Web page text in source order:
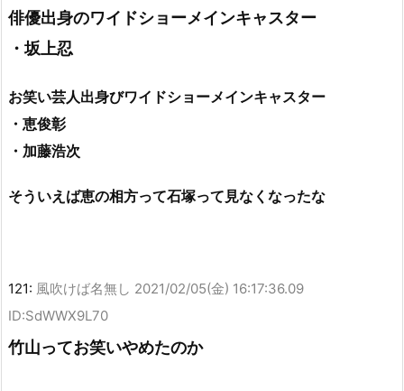
俳優出身のワイドショーメインキャスター
・坂上忍
お笑い芸人出身びワイドショーメインキャスター
・恵俊彰
・加藤浩次
そういえば恵の相方って石塚って見なくなったな
121: 風吹けば名無し 2021/02/05(金) 16:17:36.09
ID:SdWWX9L70
竹山ってお笑いやめたのか